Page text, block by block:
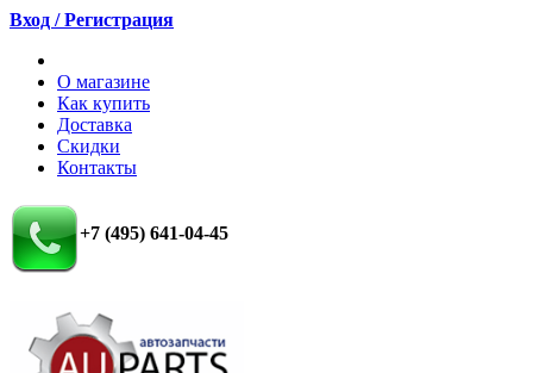
Вход / Регистрация
О магазине
Как купить
Доставка
Скидки
Контакты
+7 (495) 641-04-45